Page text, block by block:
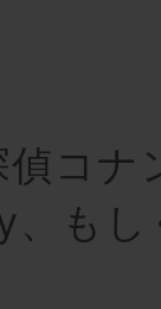
コナ
もし